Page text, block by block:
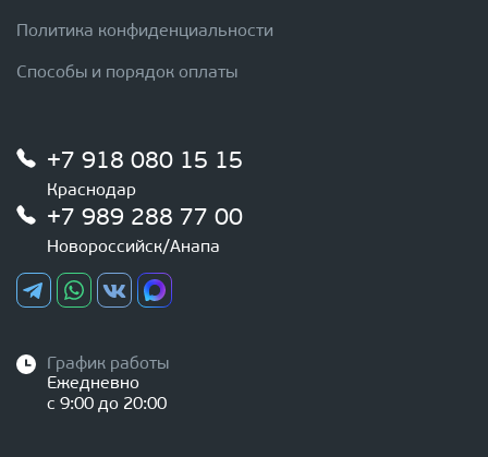
Политика конфиденциальности
Способы и порядок оплаты
+7 918 080 15 15
Краснодар
+7 989 288 77 00
Новороссийск/Анапа
График работы
Ежедневно
с 9:00 до 20:00